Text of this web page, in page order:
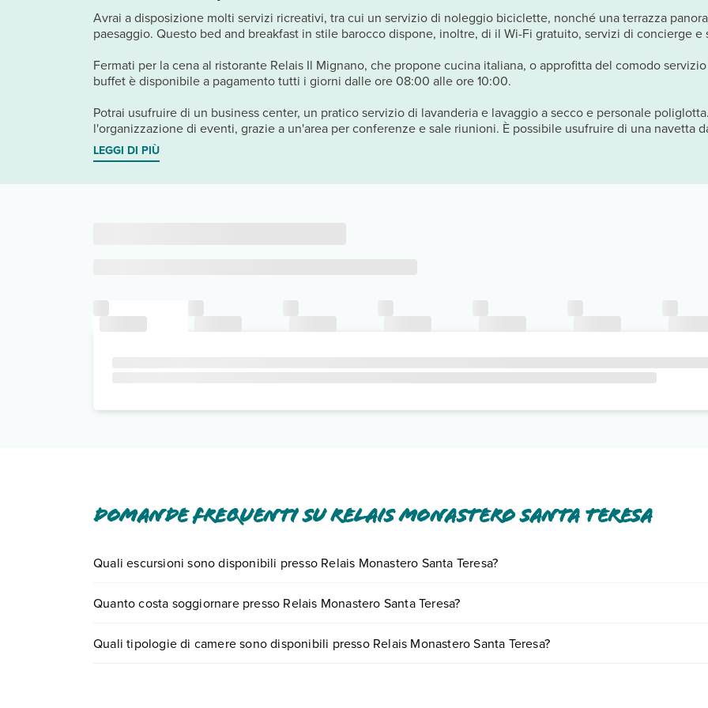
Avrai a disposizione molti servizi ricreativi, tra cui un servizio di noleggio biciclette, nonché una terrazza
paesaggio. Questo bed and breakfast in stile barocco dispone, inoltre, di il Wi-Fi gratuito, servizi di concierge e
Fermati per la cena al ristorante Relais Il Mignano, che propone cucina italiana, o approfitta del comodo
buffet è disponibile a pagamento tutti i giorni dalle ore 08:00 alle ore 10:00.
Potrai usufruire di un business center, un pratico servizio di lavanderia e lavaggio a secco e personale
l'organizzazione di eventi, grazie a un'area per conferenze e sale riunioni. È possibile usufruire di una navetta
LEGGI DI PIÙ
Domande frequenti su Relais Monastero Santa Teresa
Quali escursioni sono disponibili presso Relais Monastero Santa Teresa?
numero 0721.17231 oprenotando un appuntamento.
Quanto costa soggiornare presso Relais Monastero Santa Teresa?
e scegli quando partire.
Quali tipologie di camere sono disponibili presso Relais Monastero Santa Teresa?